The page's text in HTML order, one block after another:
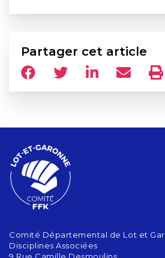
Partager cet article
Comité Départemental de Lot et
Disciplines Associées